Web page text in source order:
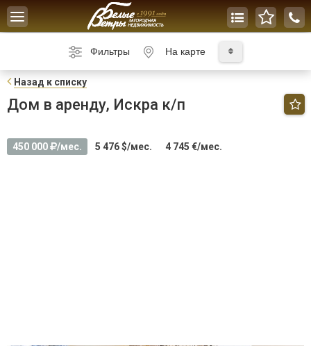
Toggle
navigation
Фильтры На карте
Назад к списку
Дом в аренду, Искра к/п
450 000 /мес. 5 476 $/мес. 4 745 €/мес.